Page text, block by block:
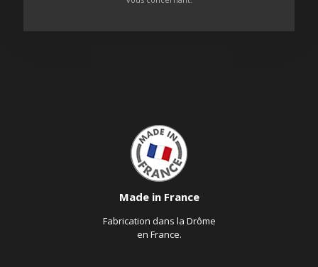
Made in France
Fabrication dans la Drôme
en France.